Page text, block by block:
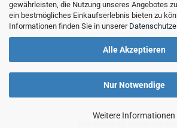
gewährleisten, die Nutzung unseres Angebotes
ein bestmögliches Einkaufserlebnis bieten zu
Informationen finden Sie in unserer
Alle Akzeptieren
Nur Notwendige
Weitere Informationen
Cookie Einstellungen